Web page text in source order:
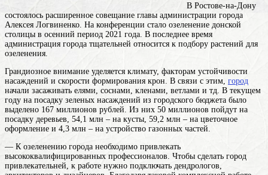
В Ростове-на-Дону
состоялось расширенное совещание главы администрации города
Алексея Логвиненко. На конференции стало озеленение донской
столицы в осенний период 2021 года. В последнее время
администрация города тщательней относится к подбору растений для
озеленения.
Грандиозное внимание уделяется климату, факторам устойчивости
насаждений и скорости формирования крон. В связи с этим, город
начали засаживать елями, соснами, кленами, ветлами и тд. В текущем
году на посадку зеленых насаждений из городского бюджета было
выделено 167 миллионов рублей. Из них 50 миллионов пойдут на
посадку деревьев, 54,1 млн – на кусты, 59,2 млн – на цветочное
оформление и 4,3 млн – на устройство газонных частей.
— К озеленению города необходимо привлекать
высококвалифицированных профессионалов. Чтобы сделать город
привлекательней, к работе нужно подключать дендрологов,